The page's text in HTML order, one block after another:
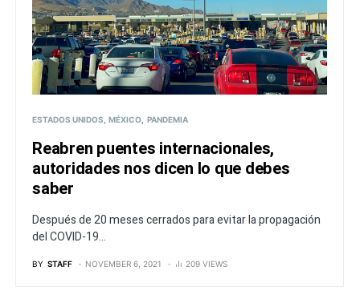
ESTADOS UNIDOS MÉXICO PANDEMIA
Reabren puentes internacionales,
autoridades nos dicen lo que debes
saber
Después de 20 meses cerrados para evitar la propagación
del COVID-19...
BY STAFF NOVEMBER 6, 2021 209 VIEWS